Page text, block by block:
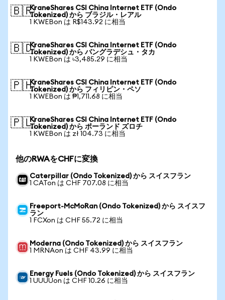
🇧🇷KraneShares CSI China Internet ETF (Ondo
Tokenized) から ブラジル・レアル
1 KWEBon は R$143.92 に相当
🇧🇩KraneShares CSI China Internet ETF (Ondo
Tokenized) から バングラデシュ・タカ
1 KWEBon は ৳3,485.29 に相当
🇵🇭KraneShares CSI China Internet ETF (Ondo
Tokenized) から フィリピン・ペソ
1 KWEBon は ₱1,711.68 に相当
🇵🇱KraneShares CSI China Internet ETF (Ondo
Tokenized) から ポーランド ズロチ
1 KWEBon は zł 104.73 に相当
他のRWAをCHFに変換
Caterpillar (Ondo Tokenized) から スイスフラン
1 CATon は CHF 707.08 に相当
Freeport-McMoRan (Ondo Tokenized) から スイスフ
ラン
1 FCXon は CHF 55.72 に相当
Moderna (Ondo Tokenized) から スイスフラン
1 MRNAon は CHF 43.99 に相当
Energy Fuels (Ondo Tokenized) から スイスフラン
1 UUUUon は CHF 10.26 に相当